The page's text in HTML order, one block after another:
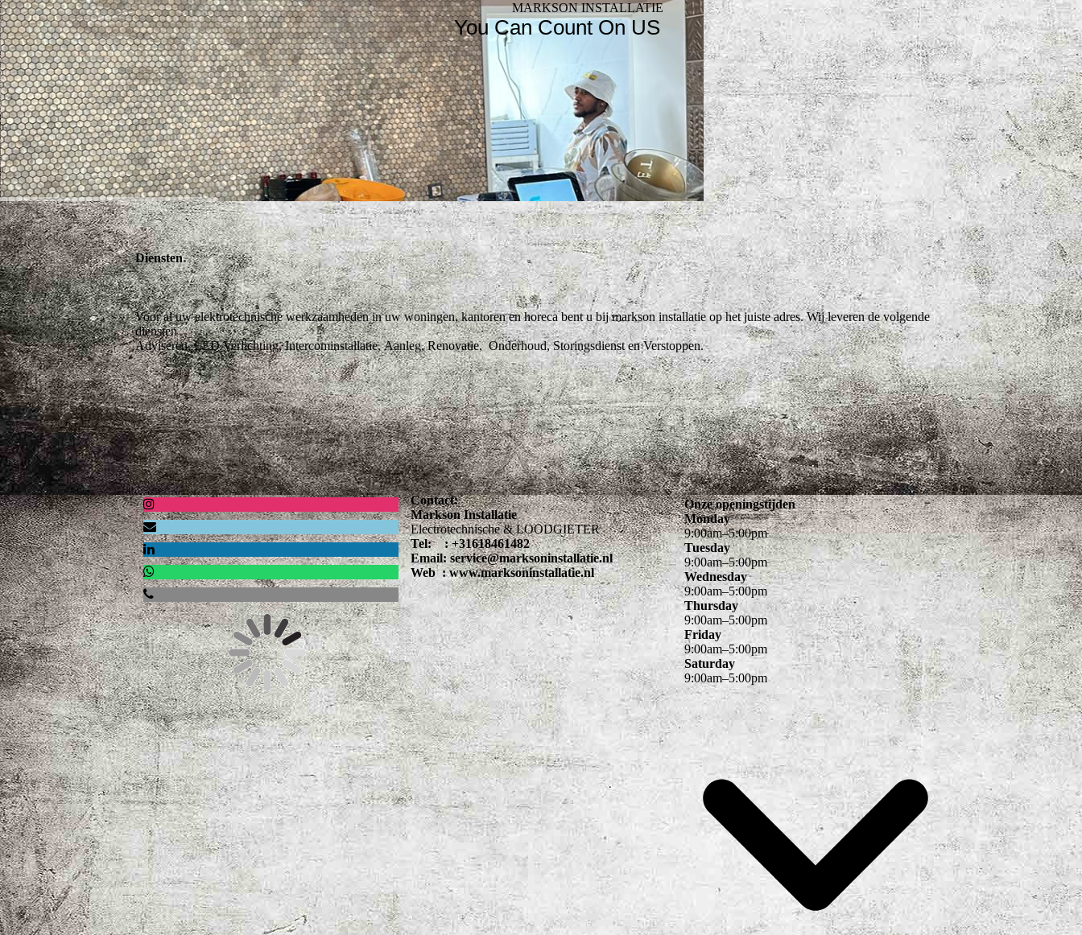
MARKSON INSTALLATIE
You Can Count On US
Diensten.
Voor al uw elektrotechnische werkzaamheden in uw woningen, kantoren en horeca bent u bij markson installatie op het juiste adres. Wij leveren de volgende
diensten
Adviseren, LED Verlichting, Intercominstallatie, Aanleg, Renovatie, Onderhoud, Storingsdienst en Verstoppen.
Contact:
Markson Installatie
Electrotechnische & LOODGIETER
Tel: : +31618461482
Email: service@marksoninstallatie.nl
Web : www.marksoninstallatie.nl
leveranciers
leveranciers
Onze openingstijden
Monday
9:00am–5:00pm
Tuesday
9:00am–5:00pm
Wednesday
9:00am–5:00pm
Thursday
9:00am–5:00pm
Friday
9:00am–5:00pm
Saturday
9:00am–5:00pm